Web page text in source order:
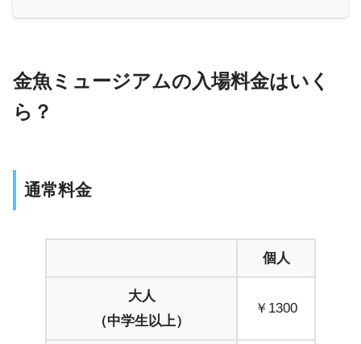
金魚ミュージアムの入場料金はいく
ら？
通常料金
個人
大人
（中学生以上）
￥1300